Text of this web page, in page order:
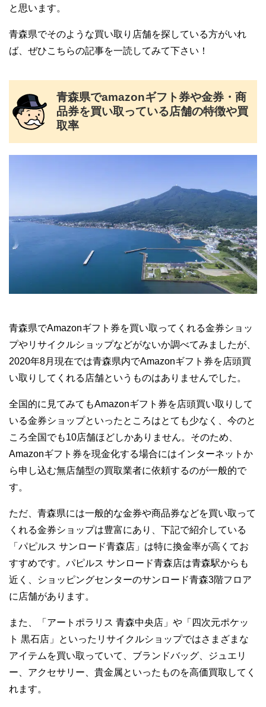
と思います。
青森県でそのような買い取り店舗を探している方がいれ
ば、ぜひこちらの記事を一読してみて下さい！
青森県でamazonギフト券や金券・商
品券を買い取っている店舗の特徴や買
取率
青森県でAmazonギフト券を買い取ってくれる金券ショッ
プやリサイクルショップなどがないか調べてみましたが、
2020年8月現在では青森県内でAmazonギフト券を店頭買
い取りしてくれる店舗というものはありませんでした。
全国的に見てみてもAmazonギフト券を店頭買い取りして
いる金券ショップといったところはとても少なく、今のと
ころ全国でも10店舗ほどしかありません。そのため、
Amazonギフト券を現金化する場合にはインターネットか
ら申し込む無店舗型の買取業者に依頼するのが一般的で
す。
ただ、青森県には一般的な金券や商品券などを買い取って
くれる金券ショップは豊富にあり、下記で紹介している
「パピルス サンロード青森店」は特に換金率が高くてお
すすめです。パピルス サンロード青森店は青森駅からも
近く、ショッピングセンターのサンロード青森3階フロア
に店舗があります。
また、「アートポラリス 青森中央店」や「四次元ポケッ
ト 黒石店」といったリサイクルショップではさまざまな
アイテムを買い取っていて、ブランドバッグ、ジュエリ
ー、アクセサリー、貴金属といったものを高価買取してく
れます。